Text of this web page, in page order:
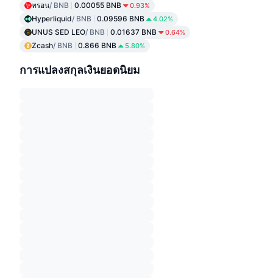
ทรอน/ BNB 0.00055 BNB 0.93%
Hyperliquid/ BNB 0.09596 BNB 4.02%
UNUS SED LEO/ BNB 0.01637 BNB 0.64%
Zcash/ BNB 0.866 BNB 5.80%
การแปลงสกุลเงินยอดนิยม